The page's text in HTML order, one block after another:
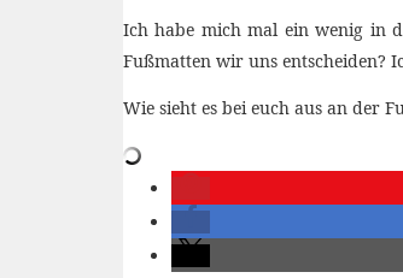
Ich habe mich mal ein wenig in
Fußmatten wir uns entscheiden?
Wie sieht es bei euch aus an der